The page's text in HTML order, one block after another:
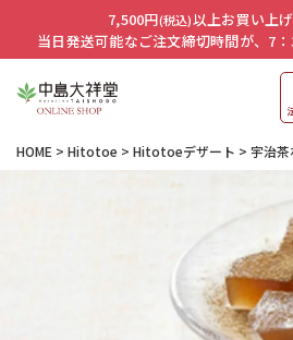
7,500円(税込)以上お買い上
当日発送可能なご注文締切時間が、7：
HOME Hitotoe Hitotoeデザート 宇治